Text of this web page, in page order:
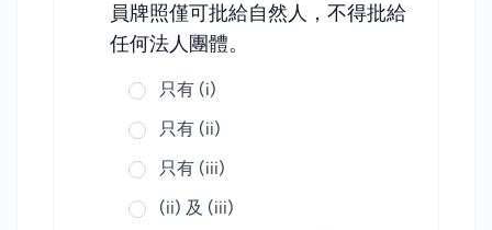
員牌照僅可批給自然人，不得批給
任何法人團體。
只有 (i)
只有 (ii)
只有 (iii)
(ii) 及 (iii)